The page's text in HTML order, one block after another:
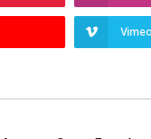
Vimeo